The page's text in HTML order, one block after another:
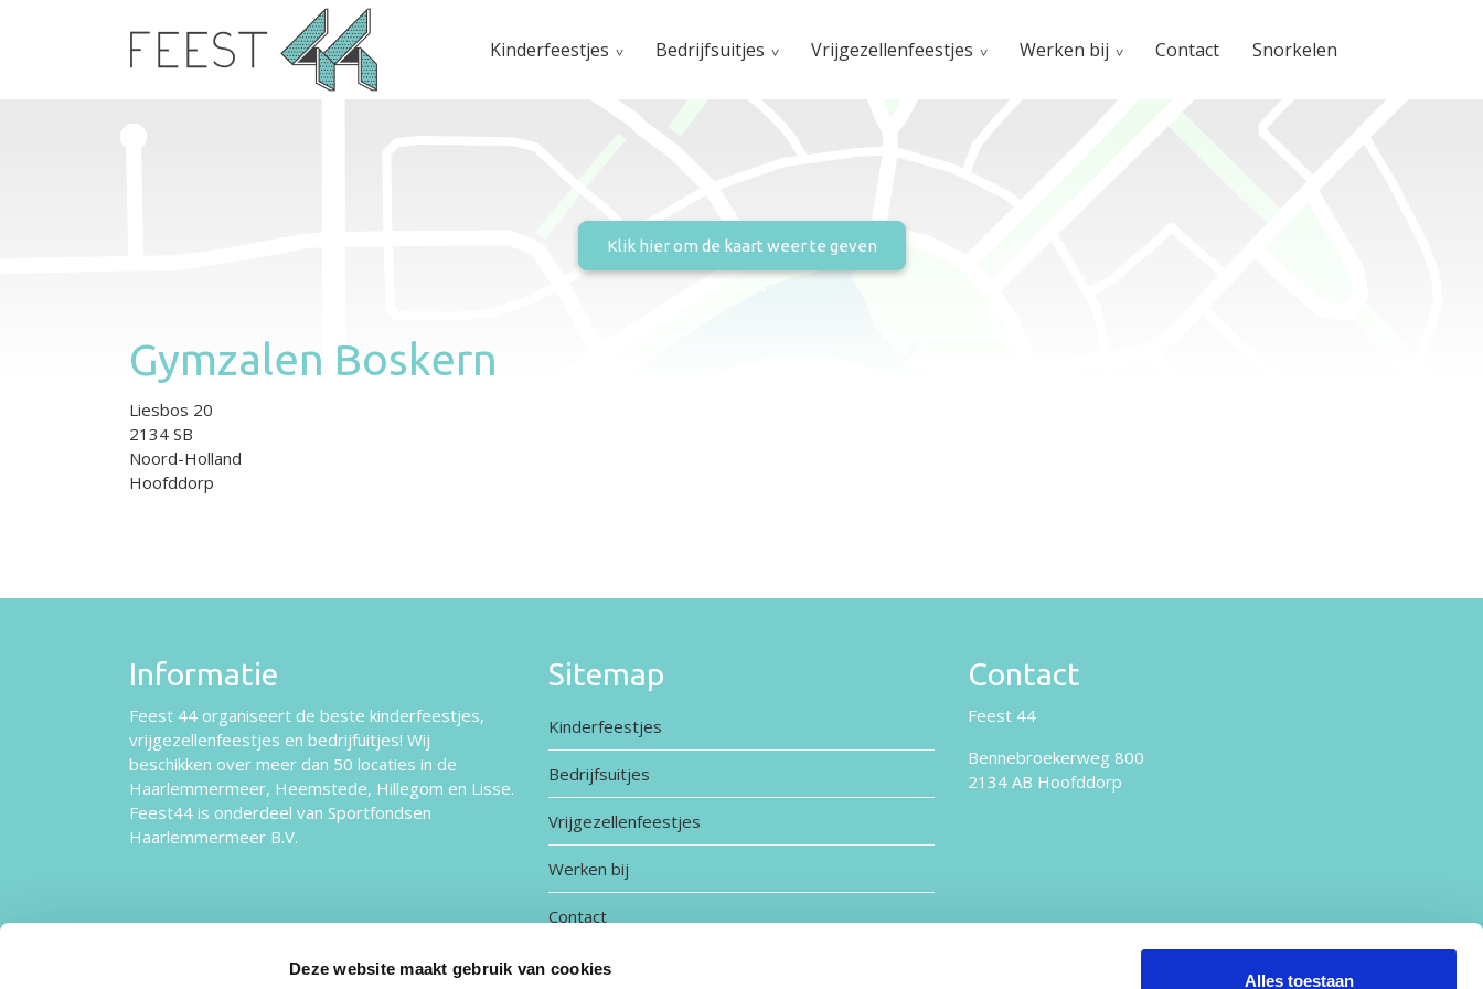
Deze website maakt gebruik van cookies
Alles toestaan
Kinderfeestjes Bedrijfsuitjes Vrijgezellenfeestjes Werken bij Contact Snorkelen
Gymzalen Boskern
Liesbos 20
2134 SB
Noord-Holland
Hoofddorp
Informatie
Feest 44 organiseert de beste kinderfeestjes,
vrijgezellenfeestjes en bedrijfuitjes! Wij
beschikken over meer dan 50 locaties in de
Haarlemmermeer, Heemstede, Hillegom en Lisse.
Feest44 is onderdeel van Sportfondsen
Haarlemmermeer B.V.
Sitemap
Kinderfeestjes
Bedrijfsuitjes
Vrijgezellenfeestjes
Werken bij
Contact
Snorkelen
Contact
Feest 44
Bennebroekerweg 800
2134 AB Hoofddorp